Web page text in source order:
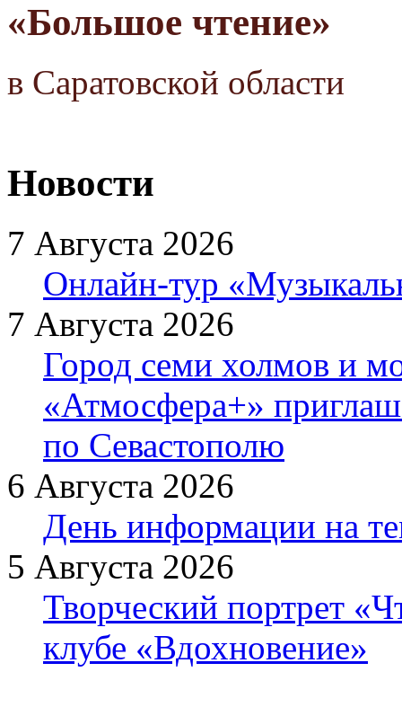
«Большое чтение»
в Саратовской области
Новости
7 Августа 2026
Онлайн-тур
7 Августа 2026
Город семи холмов и
«Атмосфера+»
по Севастополю
6 Августа 2026
День информации на
5 Августа 2026
Творческий портрет
клубе «Вдохновение»